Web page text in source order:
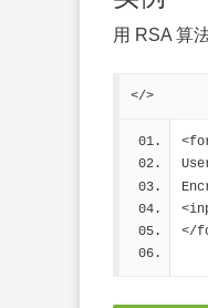
用 RSA 算
</>
</